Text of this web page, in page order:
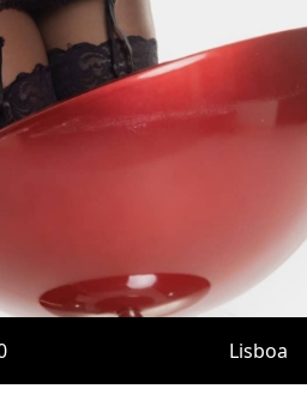
Lisboa